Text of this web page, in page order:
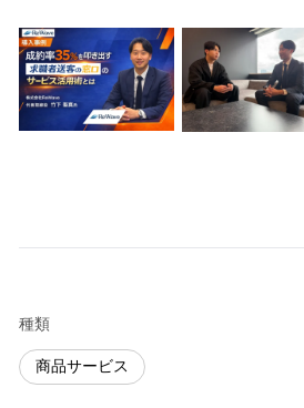
種類
商品サービス